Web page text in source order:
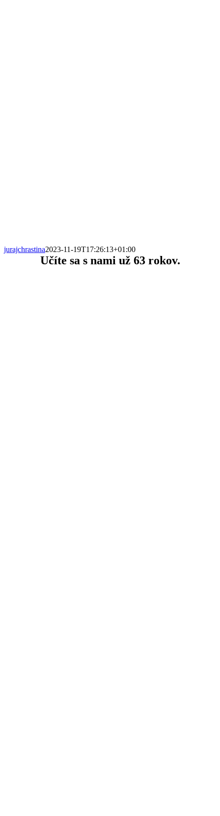
jurajchrastina2023-11-19T17:26:13+01:00
Učíte sa s nami už 63 rokov.